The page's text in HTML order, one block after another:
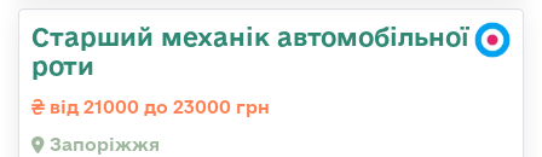
Старший механік автомобільної
роти
від 21000 до 23000 грн
Запоріжжя